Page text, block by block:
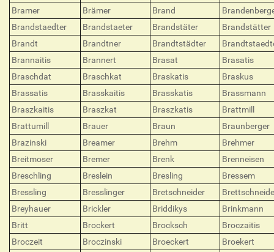
Bramer
Brämer Brand
Brandstaedter
Brandstaeter Brandstäter
Brandstätter
Brandt
Brandtner Brandtstädter
Brannaitis
Brannert Brasat
Brasatis
Braschdat
Braschkat Braskatis
Braskus
Brassatis
Brasskaitis Brasskatis
Brassmann
Braszkaitis
Braszkat Braszkatis
Brattmill
Brattumill
Brauer Braun
Braunberger
Brazinski
Breamer Brehm
Brehmer
Breitmoser
Bremer Brenk
Brenneisen
Breschling
Breslein Bresling
Bressem
Bressling
Bresslinger Bretschneider
Breyhauer
Brickler Briddikys
Brinkmann
Britt
Brockert Brocksch
Broczaitis
Broczeit
Broczinski Broeckert
Broekert